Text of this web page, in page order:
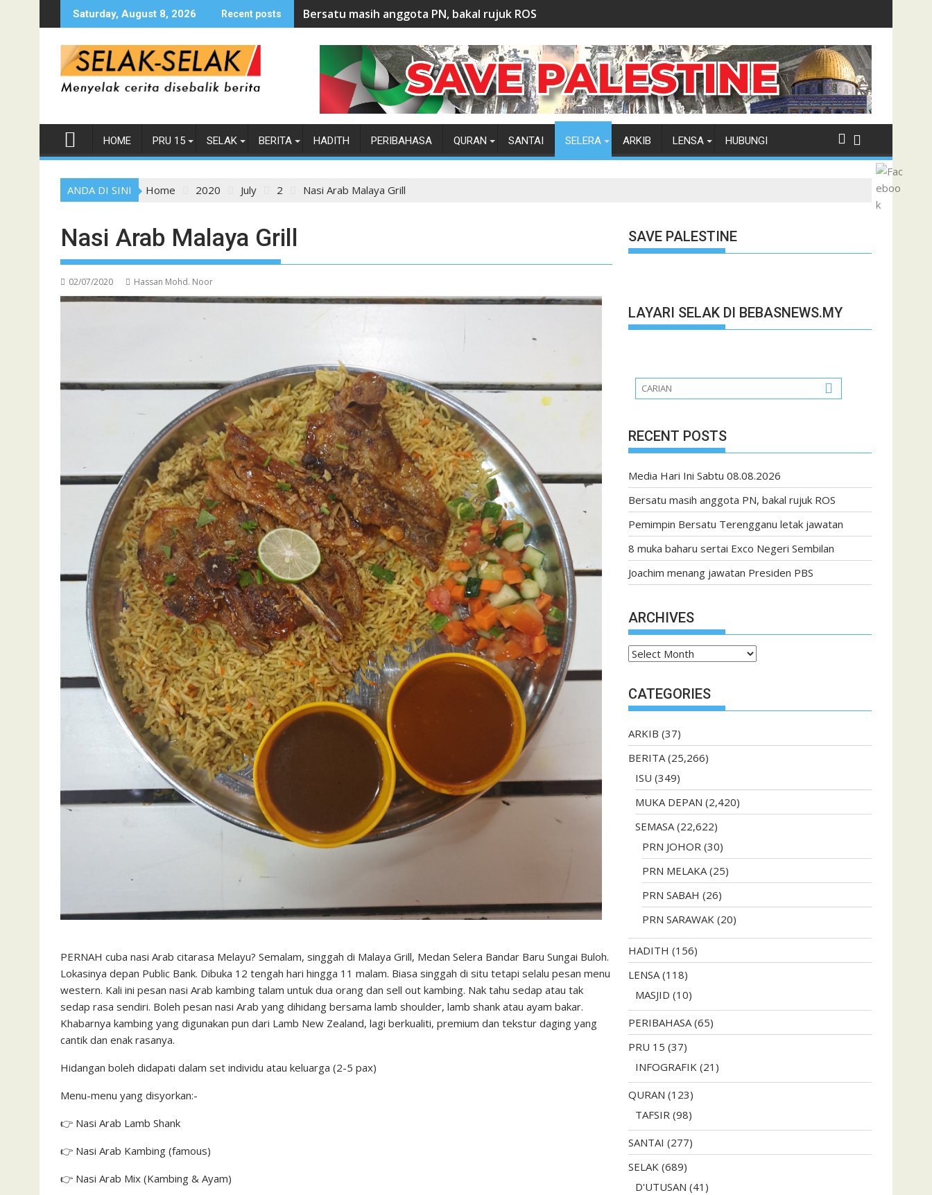
to
Saturday, August 8, 2026 Recent posts Bersatu masih anggota PN, bakal rujuk ROS
HOME PRU 15 SELAK BERITA HADITH PERIBAHASA QURAN SANTAI SELERA ARKIB LENSA HUBUNGI
ANDA DI SINI Home 2020 July 2 Nasi Arab Malaya Grill
Nasi Arab Malaya Grill
02/07/2020 Hassan Mohd. Noor
PERNAH cuba nasi Arab citarasa Melayu? Semalam, singgah di Malaya Grill, Medan Selera Bandar Baru Sungai Buloh.
Lokasinya depan Public Bank. Dibuka 12 tengah hari hingga 11 malam. Biasa singgah di situ tetapi selalu pesan menu
western. Kali ini pesan nasi Arab kambing talam untuk dua orang dan sell out kambing. Nak tahu sedap atau tak
sedap rasa sendiri. Boleh pesan nasi Arab yang dihidang bersama lamb shoulder, lamb shank atau ayam bakar.
Khabarnya kambing yang digunakan pun dari Lamb New Zealand, lagi berkualiti, premium dan tekstur daging yang
cantik dan enak rasanya.
Hidangan boleh didapati dalam set individu atau keluarga (2-5 pax)
Menu-menu yang disyorkan:-
👉 Nasi Arab Lamb Shank
👉 Nasi Arab Kambing (famous)
👉 Nasi Arab Mix (Kambing & Ayam)
SAVE PALESTINE
LAYARI SELAK DI BEBASNEWS.MY
RECENT POSTS
Media Hari Ini Sabtu 08.08.2026
Bersatu masih anggota PN, bakal rujuk ROS
Pemimpin Bersatu Terengganu letak jawatan
8 muka baharu sertai Exco Negeri Sembilan
Joachim menang jawatan Presiden PBS
ARCHIVES
Archives
CATEGORIES
ARKIB (37)
BERITA(25,266)
ISU (349)
MUKA DEPAN (2,420)
SEMASA(22,622)
PRN JOHOR (30)
PRN MELAKA(25)
PRN SABAH (26)
PRN SARAWAK (20)
HADITH (156)
LENSA(118)
MASJID (10)
PERIBAHASA(65)
PRU 15 (37)
INFOGRAFIK (21)
QURAN (123)
TAFSIR (98)
SANTAI (277)
SELAK (689)
D'UTUSAN (41)